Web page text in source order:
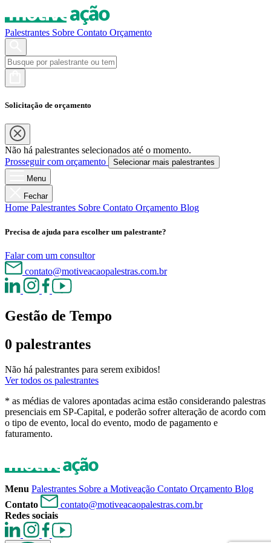
Palestrantes Sobre Contato Orçamento
Solicitação de orçamento
Não há palestrantes selecionados até o momento.
Prosseguir com orçamento
Selecionar mais palestrantes
Menu
Fechar
Home Palestrantes Sobre Contato Orçamento Blog
Precisa de ajuda para escolher um palestrante?
Falar com um consultor
contato@motiveacaopalestras.com.br
Gestão de Tempo
0 palestrantes
Não há palestrantes para serem exibidos!
Ver todos os palestrantes
* as médias de valores apontadas acima estão considerando palestras
presenciais em SP-Capital, e poderão sofrer alteração de acordo com
o tipo de evento, local do evento, modo de pagamento e
faturamento.
Menu Palestrantes Sobre a Motiveação Contato Orçamento Blog
Contato
contato@motiveacaopalestras.com.br
Redes sociais